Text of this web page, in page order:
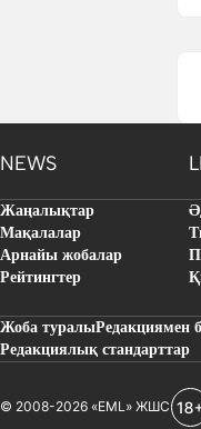
NEWS
Жаңалықтар
Мақалалар
Арнайы жобалар
Рейтингтер
Жоба туралыРедакциямен
Редакциялық стандарттар
© 2008-2026 «EML» ЖШС